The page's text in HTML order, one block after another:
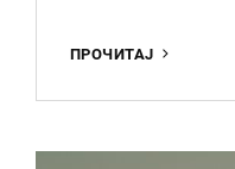
ПРОЧИТАЈ